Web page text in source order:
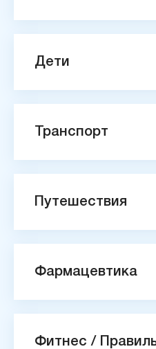
Дети
Транспорт
Путешествия
Фармацевтика
Фитнес /